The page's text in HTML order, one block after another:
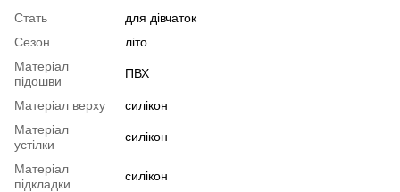
Стать
для дівчаток
Сезон
літо
Матеріал
підошви
ПВХ
Матеріал верху
силікон
Матеріал
устілки
силікон
Матеріал
підкладки
силікон